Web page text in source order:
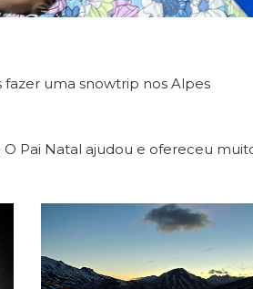
fazer uma snowtrip nos Alpes
Pai Natal ajudou e ofereceu